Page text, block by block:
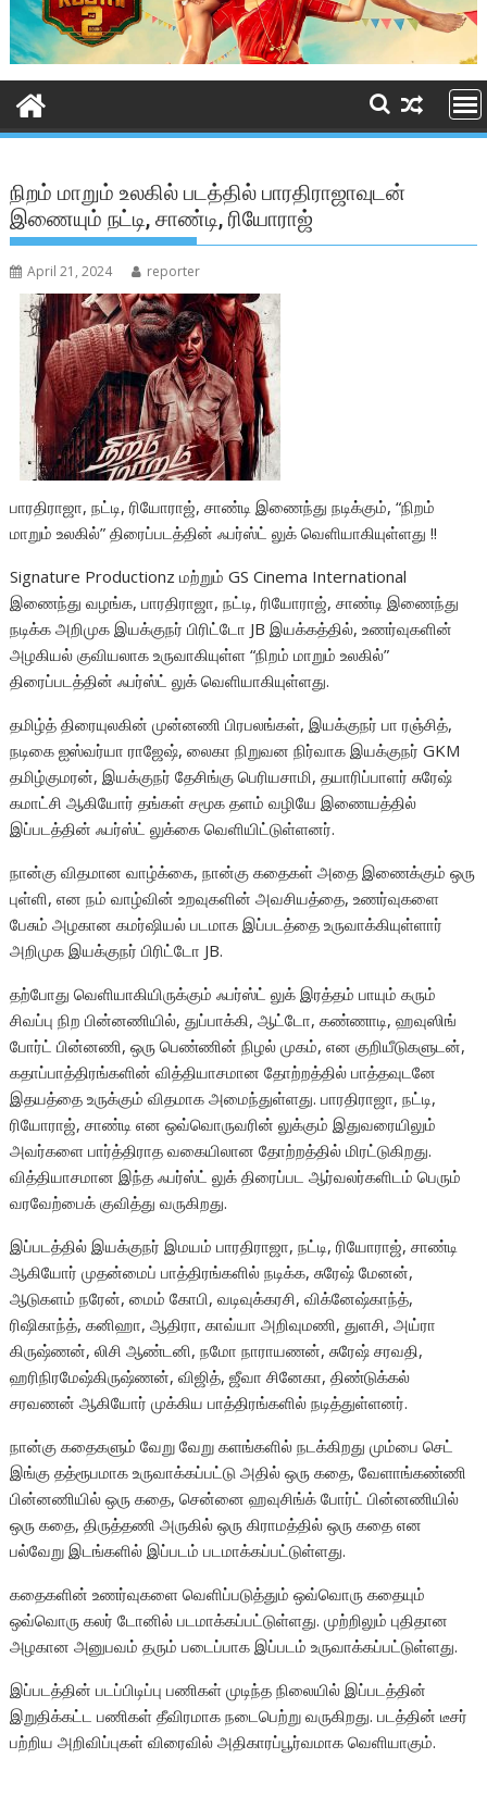
நிறம் மாறும் உலகில் படத்தில் பாரதிராஜாவுடன்
இணையும் நட்டி, சாண்டி, ரியோராஜ்
April 21, 2024 reporter
பாரதிராஜா, நட்டி, ரியோராஜ், சாண்டி இணைந்து நடிக்கும், “நிறம்
மாறும் உலகில்” திரைப்படத்தின் ஃபர்ஸ்ட் லுக் வெளியாகியுள்ளது !!
Signature Productionz மற்றும் GS Cinema International
இணைந்து வழங்க, பாரதிராஜா, நட்டி, ரியோராஜ், சாண்டி இணைந்து
நடிக்க அறிமுக இயக்குநர் பிரிட்டோ JB இயக்கத்தில், உணர்வுகளின்
அழகியல் குவியலாக உருவாகியுள்ள “நிறம் மாறும் உலகில்”
திரைப்படத்தின் ஃபர்ஸ்ட் லுக் வெளியாகியுள்ளது.
தமிழ்த் திரையுலகின் முன்னணி பிரபலங்கள், இயக்குநர் பா ரஞ்சித்,
நடிகை ஐஸ்வர்யா ராஜேஷ், லைகா நிறுவன நிர்வாக இயக்குநர் GKM
தமிழ்குமரன், இயக்குநர் தேசிங்கு பெரியசாமி, தயாரிப்பாளர் சுரேஷ்
கமாட்சி ஆகியோர் தங்கள் சமூக தளம் வழியே இணையத்தில்
இப்படத்தின் ஃபர்ஸ்ட் லுக்கை வெளியிட்டுள்ளனர்.
நான்கு விதமான வாழ்க்கை, நான்கு கதைகள் அதை இணைக்கும் ஒரு
புள்ளி, என நம் வாழ்வின் உறவுகளின் அவசியத்தை, உணர்வுகளை
பேசும் அழகான கமர்ஷியல் படமாக இப்படத்தை உருவாக்கியுள்ளார்
அறிமுக இயக்குநர் பிரிட்டோ JB.
தற்போது வெளியாகியிருக்கும் ஃபர்ஸ்ட் லுக் இரத்தம் பாயும் கரும்
சிவப்பு நிற பின்னணியில், துப்பாக்கி, ஆட்டோ, கண்ணாடி, ஹவுஸிங்
போர்ட் பின்னணி, ஒரு பெண்ணின் நிழல் முகம், என குறியீடுகளுடன்,
கதாப்பாத்திரங்களின் வித்தியாசமான தோற்றத்தில் பாத்தவுடனே
இதயத்தை உருக்கும் விதமாக அமைந்துள்ளது. பாரதிராஜா, நட்டி,
ரியோராஜ், சாண்டி என ஒவ்வொருவரின் லுக்கும் இதுவரையிலும்
அவர்களை பார்த்திராத வகையிலான தோற்றத்தில் மிரட்டுகிறது.
வித்தியாசமான இந்த ஃபர்ஸ்ட் லுக் திரைப்பட ஆர்வலர்களிடம் பெரும்
வரவேற்பைக் குவித்து வருகிறது.
இப்படத்தில் இயக்குநர் இமயம் பாரதிராஜா, நட்டி, ரியோராஜ், சாண்டி
ஆகியோர் முதன்மைப் பாத்திரங்களில் நடிக்க, சுரேஷ் மேனன்,
ஆடுகளம் நரேன், மைம் கோபி, வடிவுக்கரசி, விக்னேஷ்காந்த்,
ரிஷிகாந்த், கனிஹா, ஆதிரா, காவ்யா அறிவுமணி, துளசி, அய்ரா
கிருஷ்ணன், லிசி ஆண்டனி, நமோ நாராயணன், சுரேஷ் சரவதி,
ஹரிநிரமேஷ்கிருஷ்ணன், விஜித், ஜீவா சினேகா, திண்டுக்கல்
சரவணன் ஆகியோர் முக்கிய பாத்திரங்களில் நடித்துள்ளனர்.
நான்கு கதைகளும் வேறு வேறு களங்களில் நடக்கிறது மும்பை செட்
இங்கு தத்ரூபமாக உருவாக்கப்பட்டு அதில் ஒரு கதை, வேளாங்கண்ணி
பின்னணியில் ஒரு கதை, சென்னை ஹவுசிங்க் போர்ட் பின்னணியில்
ஒரு கதை, திருத்தணி அருகில் ஒரு கிராமத்தில் ஒரு கதை என
பல்வேறு இடங்களில் இப்படம் படமாக்கப்பட்டுள்ளது.
கதைகளின் உணர்வுகளை வெளிப்படுத்தும் ஒவ்வொரு கதையும்
ஒவ்வொரு கலர் டோனில் படமாக்கப்பட்டுள்ளது. முற்றிலும் புதிதான
அழகான அனுபவம் தரும் படைப்பாக இப்படம் உருவாக்கப்பட்டுள்ளது.
இப்படத்தின் படப்பிடிப்பு பணிகள் முடிந்த நிலையில் இப்படத்தின்
இறுதிக்கட்ட பணிகள் தீவிரமாக நடைபெற்று வருகிறது. படத்தின் டீசர்
பற்றிய அறிவிப்புகள் விரைவில் அதிகாரப்பூர்வமாக வெளியாகும்.